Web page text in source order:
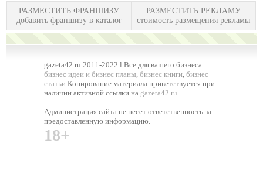
РАЗМЕСТИТЬ ФРАНШИЗУ
добавить франшизу в каталог
РАЗМЕСТИТЬ РЕКЛАМУ
стоимость размещения рекламы
gazeta42.ru 2011-2022 l Все для вашего бизнеса:
бизнес идеи и бизнес планы,бизнес книги,бизнес
статьи Копирование материала приветствуется при
наличии активной ссылки на gazeta42.ru
Администрация сайта не несет ответственность за
предоставленную информацию.
18+